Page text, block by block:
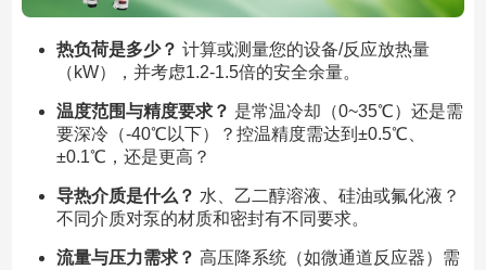
热负荷是多少？ 计算或测量您的设备/反应放热量
（kW），并考虑1.2-1.5倍的安全余量。
温度范围与精度要求？ 是常温冷却（0~35℃）还是需
要深冷（-40℃以下）？控温精度需达到±0.5℃、
±0.1℃，还是更高？
导热介质是什么？ 水、乙二醇溶液、硅油或氟化液？
不同介质对泵的材质和密封有不同要求。
流量与压力需求？ 高压降系统（如微通道反应器）需